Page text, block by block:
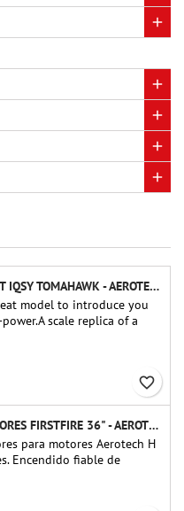
ROCKET KIT IQSY TOMAHAWK - AEROTECH
model to introduce you
scale replica of a
rocket, small in size
to move to higher-level kits.
favorite_border
ENCENDEDORES FIRSTFIRE 36" - AEROTECH
para motores Aerotech H
Encendido fiable de
hasta 91 cm de longitud.